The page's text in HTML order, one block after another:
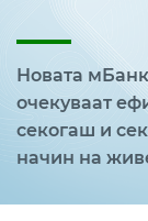
Новата
очекуваат
секогаш и
начин на